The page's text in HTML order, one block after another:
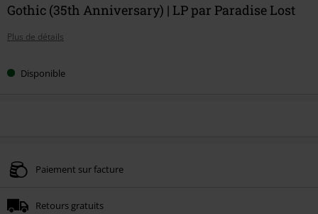
Gothic (35th Anniversary) | LP par Paradise Lost
Plus de détails
Disponible
Paiement sur facture
Retours gratuits